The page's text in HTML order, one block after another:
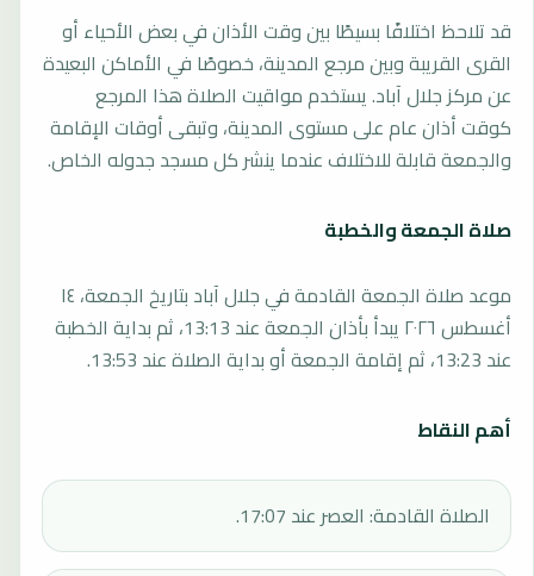
قد تلاحظ اختلافًا بسيطًا بين وقت الأذان في بعض الأحياء أو
القرى القريبة وبين مرجع المدينة، خصوصًا في الأماكن البعيدة
عن مركز جلال آباد. يستخدم مواقيت الصلاة هذا المرجع
كوقت أذان عام على مستوى المدينة، وتبقى أوقات الإقامة
والجمعة قابلة للاختلاف عندما ينشر كل مسجد جدوله الخاص.
صلاة الجمعة والخطبة
موعد صلاة الجمعة القادمة في جلال آباد بتاريخ الجمعة، ١٤
أغسطس ٢٠٢٦ يبدأ بأذان الجمعة عند 13:13، ثم بداية الخطبة
عند 13:23، ثم إقامة الجمعة أو بداية الصلاة عند 13:53.
أهم النقاط
الصلاة القادمة: العصر عند 17:07.